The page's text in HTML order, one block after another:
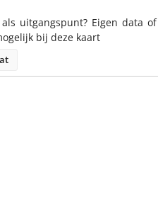
uitgangspunt? Eigen data of
bij deze kaart